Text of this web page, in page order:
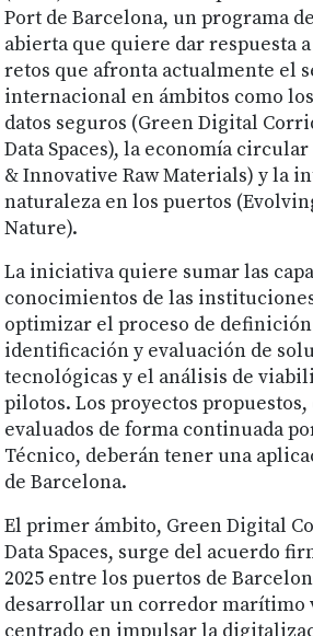
Port de Barcelona, un programa
abierta que quiere dar respuesta
retos que afronta actualmente el
internacional en ámbitos como
datos seguros (Green Digital
Data Spaces), la economía
& Innovative Raw Materials) y la
naturaleza en los puertos
Nature).
La iniciativa quiere sumar las
conocimientos de las
optimizar el proceso de
identificación y evaluación de
tecnológicas y el análisis de
pilotos. Los proyectos propuestos,
evaluados de forma continuada
Técnico, deberán tener una
de Barcelona.
El primer ámbito, Green Digital
Data Spaces, surge del acuerdo
2025 entre los puertos de
desarrollar un corredor marítimo